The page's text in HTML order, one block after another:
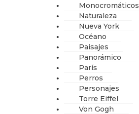
Monocromáticos
Naturaleza
Nueva York
Océano
Paisajes
Panorámico
París
Perros
Personajes
Torre Eiffel
Von Gogh